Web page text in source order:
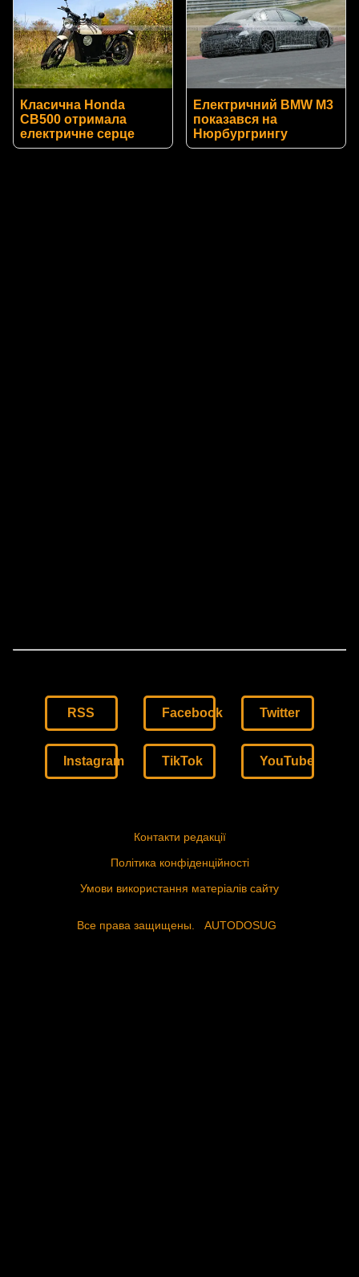
Класична Honda
CB500 отримала
електричне серце
Електричний BMW M3
показався на
Нюрбургрингу
RSS Facebook Twitter
Instagram TikTok YouTube
Контакти редакції
Політика конфіденційності
Умови використання матеріалів сайту
Все права защищены. AUTODOSUG